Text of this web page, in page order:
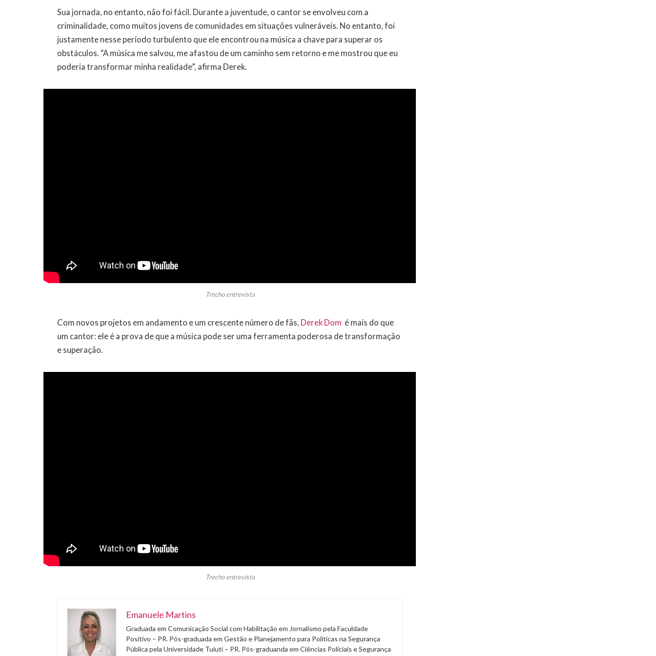
Sua jornada, no entanto, não foi fácil. Durante a juventude, o cantor se envolveu com a
criminalidade, como muitos jovens de comunidades em situações vulneráveis. No entanto, foi
justamente nesse período turbulento que ele encontrou na música a chave para superar os
obstáculos. “A música me salvou, me afastou de um caminho sem retorno e me mostrou que eu
poderia transformar minha realidade”, afirma Derek.
Trecho entrevista
Com novos projetos em andamento e um crescente número de fãs, Derek Dom é mais do que
um cantor: ele é a prova de que a música pode ser uma ferramenta poderosa de transformação
e superação.
Trecho entrevista
Emanuele Martins
Graduada em Comunicação Social com Habilitação em Jornalismo pela Faculdade
Positivo – PR. Pós-graduada em Gestão e Planejamento para Políticas na Segurança
Pública pela Universidade Tuiuti – PR. Pós-graduanda em Ciências Policiais e Segurança